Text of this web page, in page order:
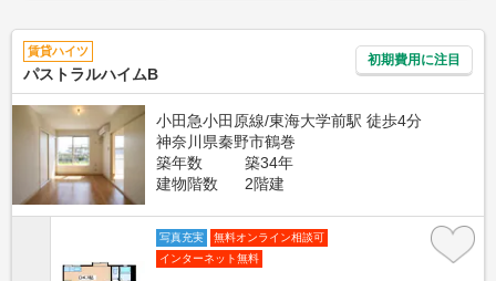
賃貸ハイツ
パストラルハイムB
初期費用に注目
小田急小田原線/東海大学前駅 徒歩4分
神奈川県秦野市鶴巻
築年数
築34年
建物階数
2階建
写真充実
無料オンライン相談可
インターネット無料